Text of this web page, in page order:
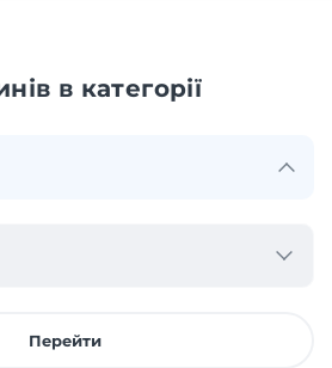
в категорії
Перейти